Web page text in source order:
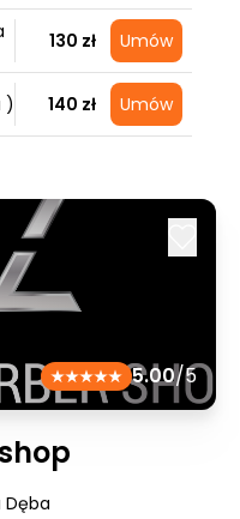
130 zł Umów
) 140 zł Umów
5.00/5
Dęba